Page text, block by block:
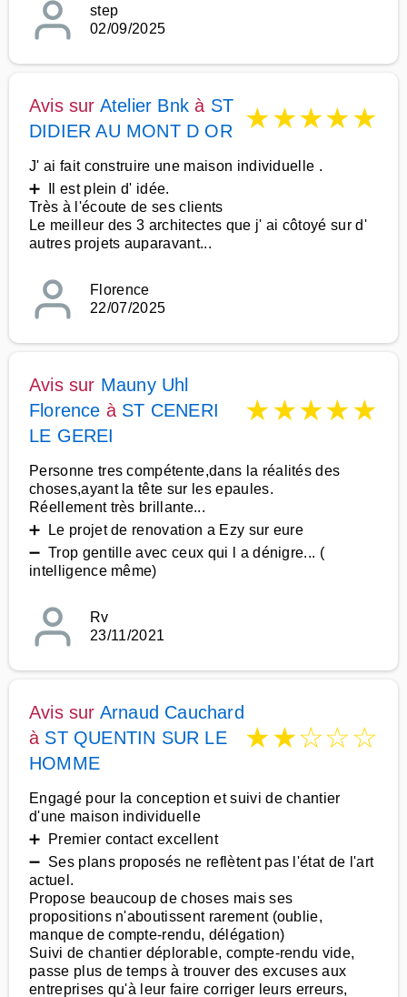
step
02/09/2025
Avis sur Atelier Bnk à ST
DIDIER AU MONT D OR
★★★★★
J' ai fait construire une maison individuelle .
➕ Il est plein d' idée.
Très à l'écoute de ses clients
Le meilleur des 3 architectes que j' ai côtoyé sur d'
autres projets auparavant...
Florence
22/07/2025
Avis sur Mauny Uhl
Florence à ST CENERI
LE GEREI
★★★★★
Personne tres compétente,dans la réalités des
choses,ayant la tête sur les epaules.
Réellement très brillante...
➕ Le projet de renovation a Ezy sur eure
➖ Trop gentille avec ceux qui l a dénigre... (
intelligence même)
Rv
23/11/2021
Avis sur Arnaud Cauchard
à ST QUENTIN SUR LE
HOMME
★★☆☆☆
Engagé pour la conception et suivi de chantier
d'une maison individuelle
➕ Premier contact excellent
➖ Ses plans proposés ne reflètent pas l'état de l'art
actuel.
Propose beaucoup de choses mais ses
propositions n'aboutissent rarement (oublie,
manque de compte-rendu, délégation)
Suivi de chantier déplorable, compte-rendu vide,
passe plus de temps à trouver des excuses aux
entreprises qu'à leur faire corriger leurs erreurs,